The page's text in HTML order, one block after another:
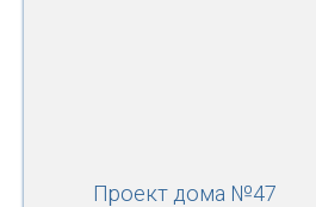
Проект дома №47